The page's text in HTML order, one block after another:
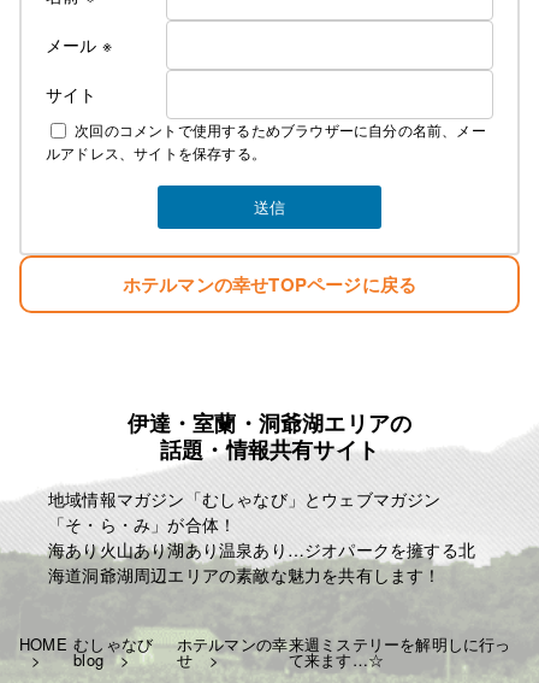
メール ※
サイト
次回のコメントで使用するためブラウザーに自分の名前、メー
ルアドレス、サイトを保存する。
ホテルマンの幸せTOPページに戻る
伊達・室蘭・洞爺湖エリアの
話題・情報共有サイト
地域情報マガジン「むしゃなび」とウェブマガジン
「そ・ら・み」が合体！
海あり火山あり湖あり温泉あり…ジオパークを擁する北
海道洞爺湖周辺エリアの素敵な魅力を共有します！
HOME むしゃなび
blog
ホテルマンの幸
せ
来週ミステリーを解明しに行っ
て来ます…☆